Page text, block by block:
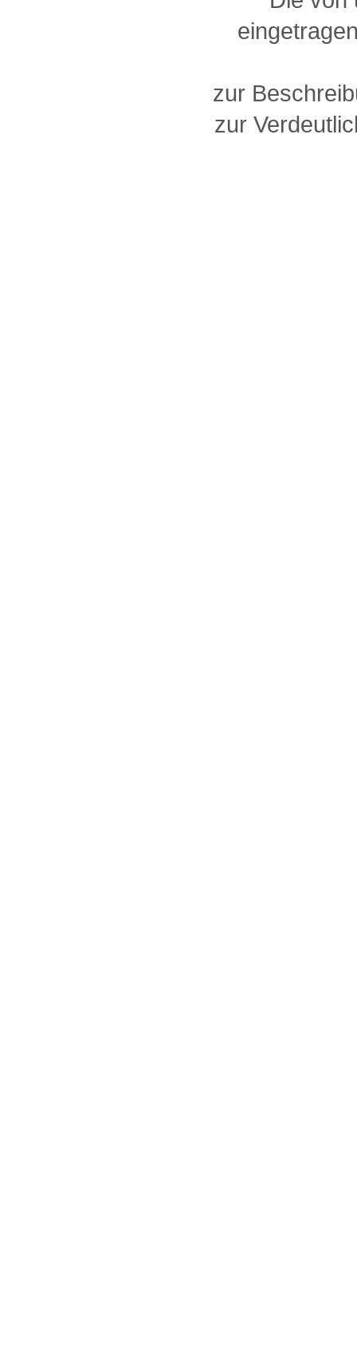
zur
zur